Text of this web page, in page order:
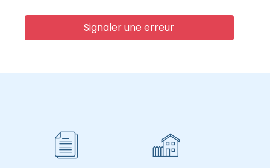
Signaler une erreur